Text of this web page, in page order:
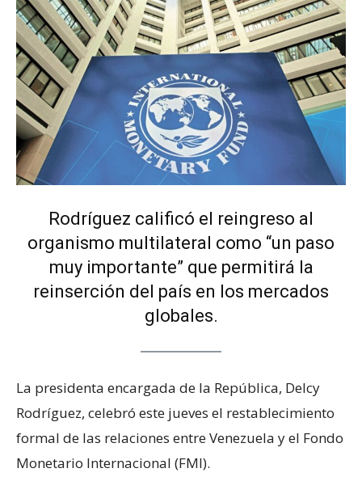
Rodríguez calificó el reingreso al
organismo multilateral como “un paso
muy importante” que permitirá la
reinserción del país en los mercados
globales.
La presidenta encargada de la República, Delcy
Rodríguez, celebró este jueves el restablecimiento
formal de las relaciones entre Venezuela y el Fondo
Monetario Internacional (FMI).